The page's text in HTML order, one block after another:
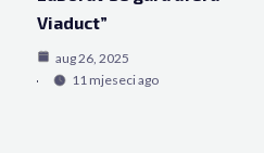
Viaduct”
aug 26, 2025
11 mjeseci ago